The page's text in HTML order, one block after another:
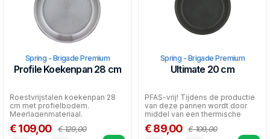
Spring - Brigade Premium
Profile Koekenpan 28 cm
Roestvrijstalen koekenpan 28
cm met profielbodem.
Meerlagenmateriaal.
Gelijkmatige warmteverdeling.
Gesch...
€ 109,00 € 129,00
Spring - Brigade Premium
Ultimate 20 cm
PFAS-vrij! Tijdens de productie
van deze pannen wordt door
middel van een thermische
oppervlakte beh...
€ 89,00 € 109,00